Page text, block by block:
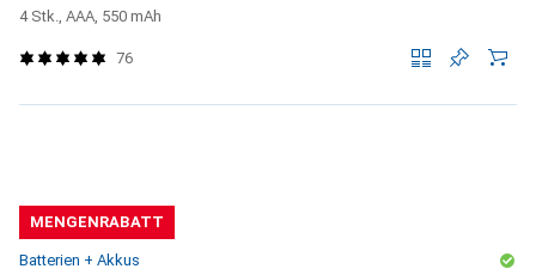
4 Stk., AAA, 550 mAh
76
MENGENRABATT
Batterien + Akkus